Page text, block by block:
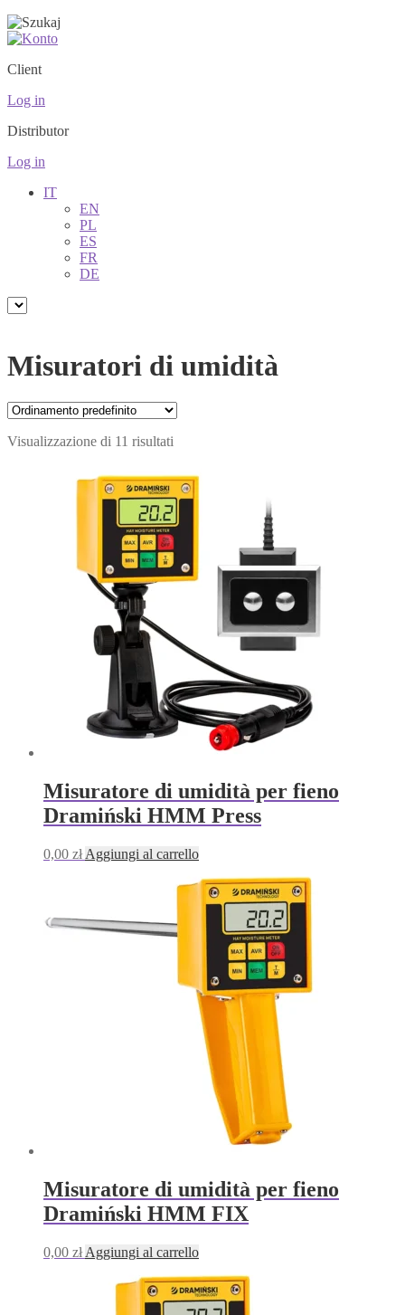
Client
Log in
Distributor
Log in
IT
EN
PL
ES
FR
DE
Misuratori di umidità
Visualizzazione di 11 risultati
Misuratore di umidità per fieno
Dramiński HMM Press
0,00 zł Aggiungi al carrello
Misuratore di umidità per fieno
Dramiński HMM FIX
0,00 zł Aggiungi al carrello